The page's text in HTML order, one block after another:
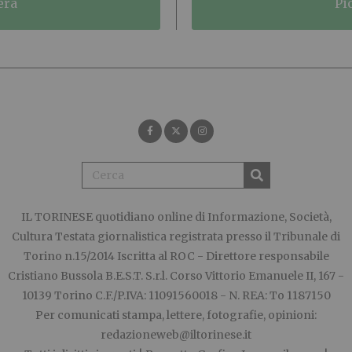
IL TORINESEquotidiano online di Informazione, Società,
Cultura Testata giornalistica registrata presso il Tribunale di
Torino n.15/2014 Iscritta al ROC - Direttore responsabile
Cristiano Bussola B.E.S.T. S.r.l. Corso Vittorio Emanuele II, 167 -
10139 Torino C.F./P.IVA: 11091560018 - N. REA: To 1187150
Per comunicati stampa, lettere, fotografie, opinioni:
redazioneweb@iltorinese.it